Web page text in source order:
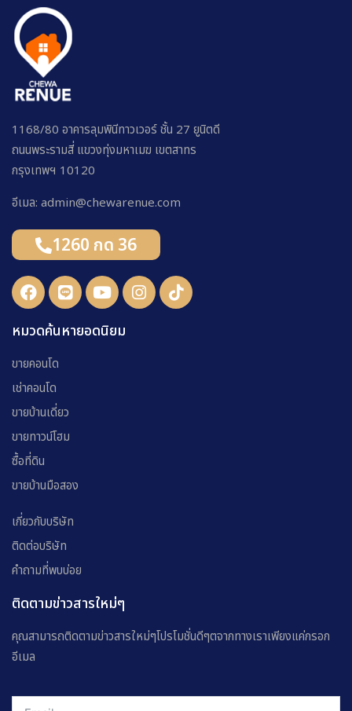
1168/80 อาคารลุมพินีทาวเวอร์ ชั้น 27 ยูนิตดี
ถนนพระรามสี่ แขวงทุ่งมหาเมฆ เขตสาทร
กรุงเทพฯ 10120
อีเมล: admin@chewarenue.com
1260 กด 36
หมวดค้นหายอดนิยม
ขายคอนโด
เช่าคอนโด
ขายบ้านเดี่ยว
ขายทาวน์โฮม
ซื้อที่ดิน
ขายบ้านมือสอง
เกี่ยวกับบริษัท
ติดต่อบริษัท
คำถามที่พบบ่อย
ติดตามข่าวสารใหม่ๆ
คุณสามารถติดตามข่าวสารใหม่ๆโปรโมชั่นดีๆตจากทางเราเพียงแค่กรอก
อีเมล